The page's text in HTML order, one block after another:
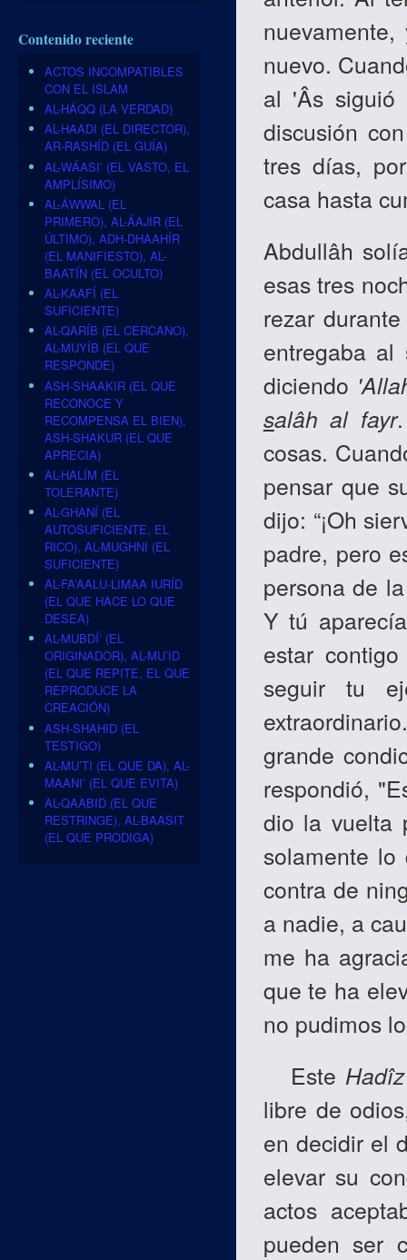
nuevo.
al 'Âs
discusión
tres días,
casa hasta
Abdullâh
esas tres
rezar
entregaba al
diciendo
salâh al fayr
cosas.
pensar que
dijo: “¡Oh
padre, pero
persona de
Y tú
estar
seguir tu
grande
respondió,
dio la vuelta
solamente
contra de
a nadie, a
me ha
que te ha
no pudimos
Este
libre de
en decidir el
elevar su
actos
pueden ser
Contenido reciente
ACTOS INCOMPATIBLES
CON EL ISLAM
AL-HÁQQ (LA VERDAD)
AL-HAADI (EL DIRECTOR),
AR-RASHÍD (EL GUÍA)
AL-WÁASI’ (EL VASTO, EL
AMPLÍSIMO)
AL-ÁWWAL (EL
PRIMERO), AL-ÁAJIR (EL
ÚLTIMO), ADH-DHAAHÍR
(EL MANIFIESTO), AL-
BAATÍN (EL OCULTO)
AL-KAAFÍ (EL
SUFICIENTE)
AL-QARÍB (EL CERCANO),
AL-MUYÍB (EL QUE
RESPONDE)
ASH-SHAAKIR (EL QUE
RECONOCE Y
RECOMPENSA EL BIEN),
ASH-SHAKUR (EL QUE
APRECIA)
AL-HALÍM (EL
TOLERANTE)
AL-GHANÍ (EL
AUTOSUFICIENTE, EL
RICO), AL-MUGHNI (EL
SUFICIENTE)
AL-FA’AALU-LIMAA IURÍD
(EL QUE HACE LO QUE
DESEA)
AL-MUBDÍ’ (EL
ORIGINADOR), AL-MU’ID
(EL QUE REPITE, EL QUE
REPRODUCE LA
CREACIÓN)
ASH-SHAHID (EL
TESTIGO)
AL-MU’TI (EL QUE DA), AL-
MAANI’ (EL QUE EVITA)
AL-QAABID (EL QUE
RESTRINGE), AL-BAASIT
(EL QUE PRODIGA)